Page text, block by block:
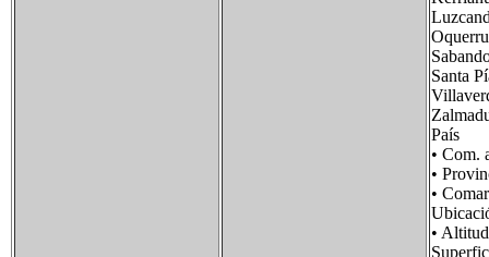
País
•
•
•
•